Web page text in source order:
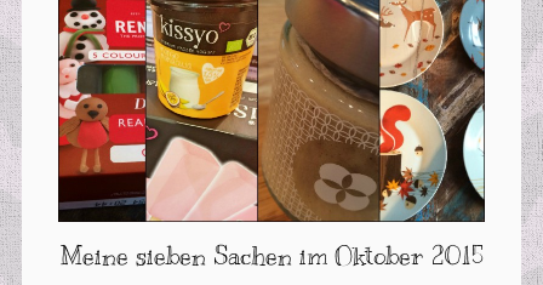
Meine sieben Sachen im Oktober 2015